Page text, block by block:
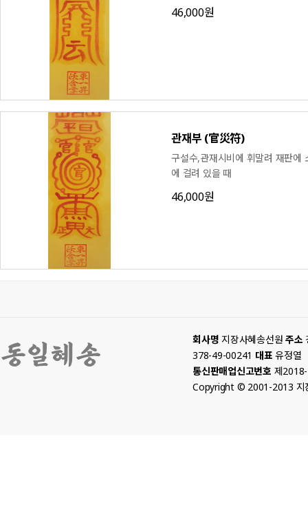
46,000원
관재부 (官災符)
구설수,관재시비에 휘말려 재판에
에 걸려 있을 때
46,000원
회사명 지장사혜송선원 주소
378-49-00241 대표 유정열
통신판매업신고번호 제
Copyright © 2001-2013 지